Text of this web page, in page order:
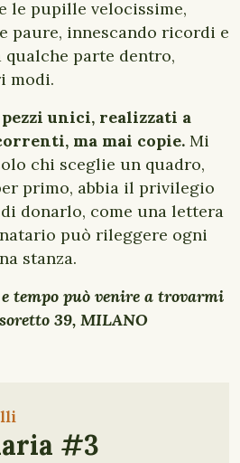
le pupille velocissime,
paure, innescando ricordi e
parte dentro,
modi.
unici, realizzati a
ma mai copie. Mi
chi sceglie un quadro,
primo, abbia il privilegio
donarlo, come una lettera
può rileggere ogni
stanza.
tempo può venire a trovarmi
39, MILANO
#3